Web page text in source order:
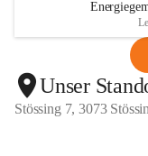
Unser
Stössing 7, 3073